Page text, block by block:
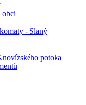
obci
- Slaný
potoka